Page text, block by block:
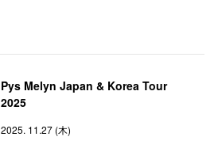
Pys Melyn Japan & Korea Tour
2025
2025. 11.27 (木)